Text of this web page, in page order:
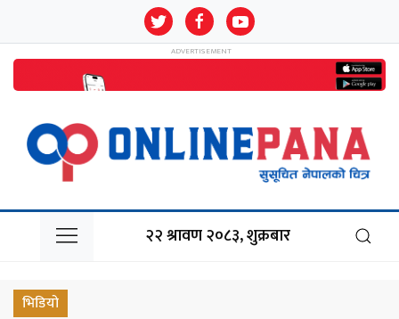
२२ श्रावण २०८३, शुक्रबार
भिडियो